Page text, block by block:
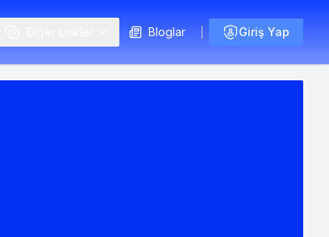
Bloglar Giriş Yap